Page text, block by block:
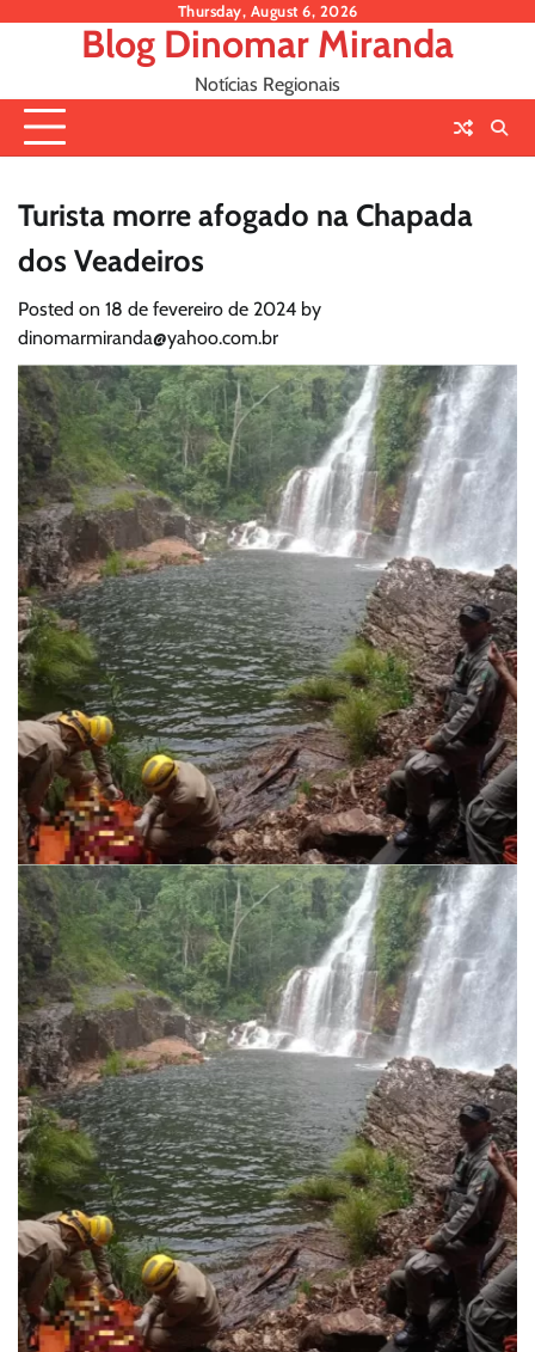
Thursday, August 6, 2026
Blog Dinomar Miranda
Notícias Regionais
Turista morre afogado na Chapada
dos Veadeiros
Posted on 18 de fevereiro de 2024 by
dinomarmiranda@yahoo.com.br